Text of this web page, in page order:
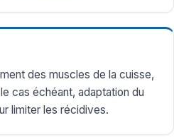
des muscles de la cuisse,
cas échéant, adaptation du
limiter les récidives.